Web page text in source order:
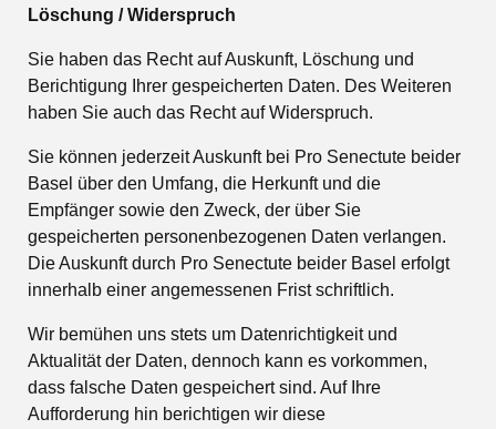
Löschung / Widerspruch
Sie haben das Recht auf Auskunft, Löschung und
Berichtigung Ihrer gespeicherten Daten. Des Weiteren
haben Sie auch das Recht auf Widerspruch.
Sie können jederzeit Auskunft bei Pro Senectute beider
Basel über den Umfang, die Herkunft und die
Empfänger sowie den Zweck, der über Sie
gespeicherten personenbezogenen Daten verlangen.
Die Auskunft durch Pro Senectute beider Basel erfolgt
innerhalb einer angemessenen Frist schriftlich.
Wir bemühen uns stets um Datenrichtigkeit und
Aktualität der Daten, dennoch kann es vorkommen,
dass falsche Daten gespeichert sind. Auf Ihre
Aufforderung hin berichtigen wir diese